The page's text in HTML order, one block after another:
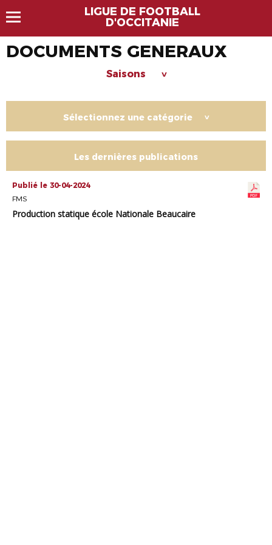
LIGUE DE FOOTBALL
D'OCCITANIE
DOCUMENTS GENERAUX
Saisons >
Sélectionnez une catégorie >
Les dernières publications
Publié le 30-04-2024
FMS
Production statique école Nationale Beaucaire